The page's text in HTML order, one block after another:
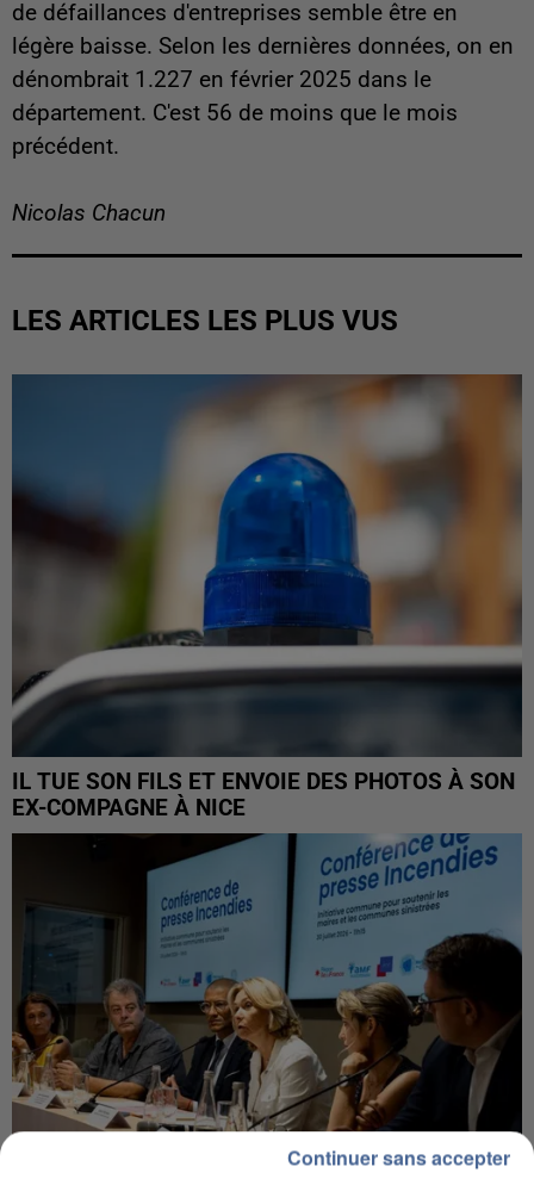
de défaillances d'entreprises semble être en
légère baisse. Selon les dernières données, on en
dénombrait 1.227 en février 2025 dans le
département. C'est 56 de moins que le mois
précédent.
Nicolas Chacun
LES ARTICLES LES PLUS VUS
IL TUE SON FILS ET ENVOIE DES PHOTOS À SON
EX-COMPAGNE À NICE
Continuer sans accepter